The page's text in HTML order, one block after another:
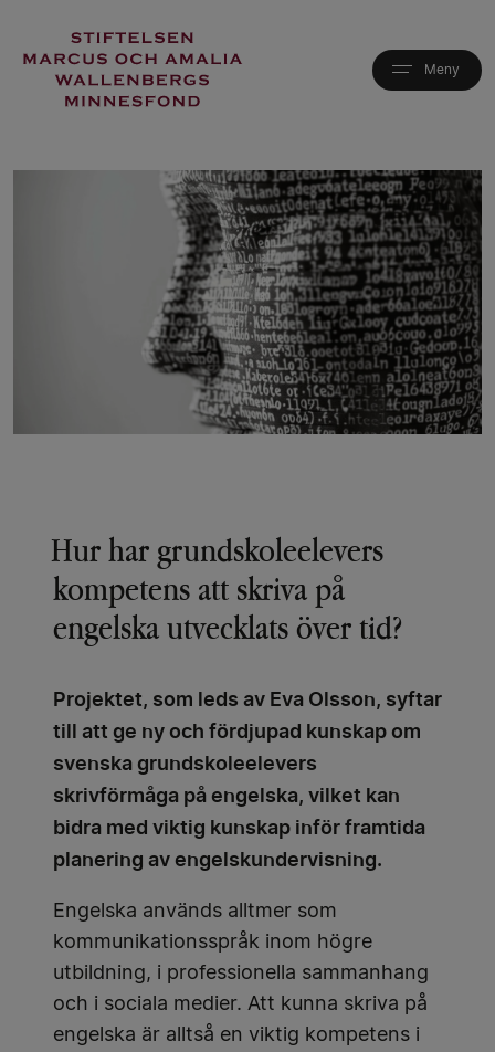
huvudinnehåll
Hur har grundskoleelevers
kompetens att skriva på
engelska utvecklats över tid?
Projektet, som leds av Eva Olsson, syftar
till att ge ny och fördjupad kunskap om
svenska grundskoleelevers
skrivförmåga på engelska, vilket kan
bidra med viktig kunskap inför framtida
planering av engelskundervisning.
Engelska används alltmer som
kommunikationsspråk inom högre
utbildning, i professionella sammanhang
och i sociala medier. Att kunna skriva på
engelska är alltså en viktig kompetens i